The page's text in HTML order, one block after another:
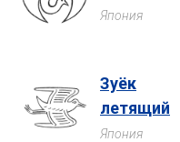
Япония
Зуёк
летящий
Япония